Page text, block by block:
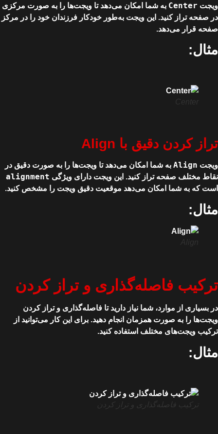
ویجت Center به شما امکان می‌دهد تا ویجت‌ها را به صورت مرکزی
در صفحه تراز کنید. این ویجت به‌طور خودکار فرزندان خود را در مرکز
صفحه قرار می‌دهد.
مثال:
Center
تراز کردن دقیق با Align
ویجت Align به شما امکان می‌دهد تا ویجت‌ها را به صورت دقیق در
نقاط مختلف صفحه تراز کنید. این ویجت دارای ویژگی alignment
است که به شما امکان می‌دهد موقعیت دقیق ویجت را مشخص کنید.
مثال:
Align
ترکیب فاصله‌گذاری و تراز کردن
در بسیاری از موارد، شما نیاز دارید تا فاصله‌گذاری و تراز کردن
ویجت‌ها را به صورت همزمان انجام دهید. برای این کار می‌توانید از
ترکیب ویجت‌های مختلف استفاده کنید.
مثال:
ترکیب فاصله‌گذاری و تراز کردن